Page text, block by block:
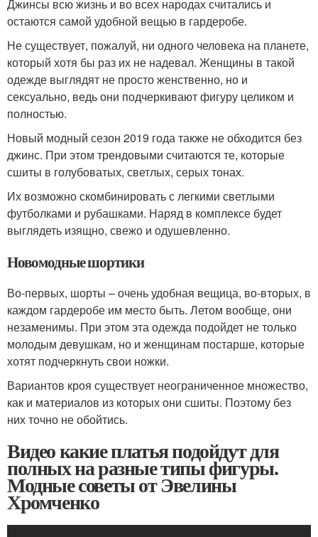
Джинсы всю жизнь и во всех народах считались и
остаются самой удобной вещью в гардеробе.
Не существует, пожалуй, ни одного человека на планете,
который хотя бы раз их не надевал. Женщины в такой
одежде выглядят не просто женственно, но и
сексуально, ведь они подчеркивают фигуру целиком и
полностью.
Новый модный сезон 2019 года также не обходится без
джинс. При этом трендовыми считаются те, которые
сшиты в голубоватых, светлых, серых тонах.
Их возможно скомбинировать с легкими светлыми
футболками и рубашками. Наряд в комплексе будет
выглядеть изящно, свежо и одушевленно.
Новомодные шортики
Во-первых, шорты – очень удобная вещица, во-вторых, в
каждом гардеробе им место быть. Летом вообще, они
незаменимы. При этом эта одежда подойдет не только
молодым девушкам, но и женщинам постарше, которые
хотят подчеркнуть свои ножки.
Вариантов кроя существует неограниченное множество,
как и материалов из которых они сшиты. Поэтому без
них точно не обойтись.
Видео какие платья подойдут для
полных на разные типы фигуры.
Модные советы от Эвелины
Хромченко